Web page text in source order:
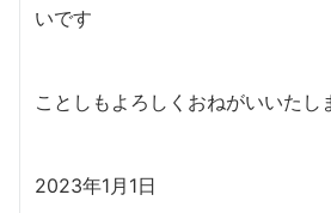
いです
ことしもよろしくおねがいいたし
2023年1月1日